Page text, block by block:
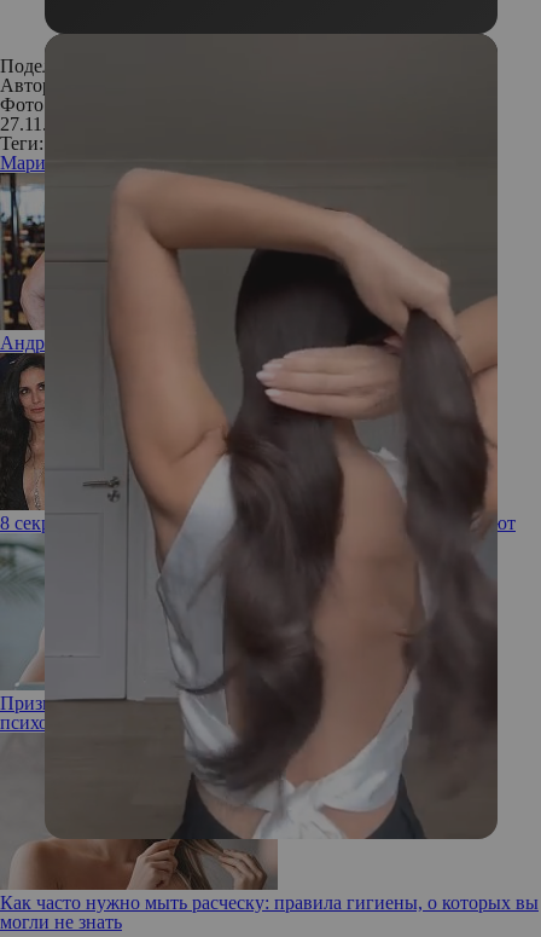
Поделиться:
Автор:
Фото: Depositphotos
27.11.2016
Теги:
Мария Лемешева
Андрей Малахов впервые откровенно рассказал о сыне
8 секретов похудения голливудских актрис, которые работают
Признался в любви и исчез: о страхе близости рассказывает
психолог
Как часто нужно мыть расческу: правила гигиены, о которых вы
могли не знать